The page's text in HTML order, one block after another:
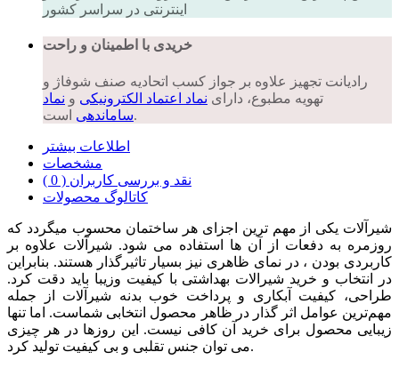
اینترنتی در سراسر کشور
خریدی با اطمینان و راحت
رادیانت تجهیز علاوه بر جواز کسب اتحادیه صنف شوفاژ و
تهویه مطبوع، دارای نماد اعتماد الکترونیکی و نماد
ساماندهیاست.
اطلاعات بیشتر
مشخصات
نقد و بررسی کاربران ( 0 )
کاتالوگ محصولات
شیرآلات یکی از مهم ترین اجزای هر ساختمان محسوب میگردد که
روزمره به دفعات از آن ها استفاده می شود. شیرآلات علاوه بر
کاربردی بودن ، در نمای ظاهری نیز بسیار تاثیرگذار هستند. بنابراین
در انتخاب و خرید شیرالات بهداشتی با کیفیت وزیبا باید دقت کرد.
طراحی، کیفیت آبکاری و پرداخت خوب بدنه شیرآلات از جمله
مهم‌ترین عوامل اثر گذار در ظاهر محصول انتخابی شماست. اما تنها
زیبایی محصول برای خرید آن کافی نیست. این روزها در هر چیزی
می توان جنس تقلبی و بی کیفیت تولید کرد.